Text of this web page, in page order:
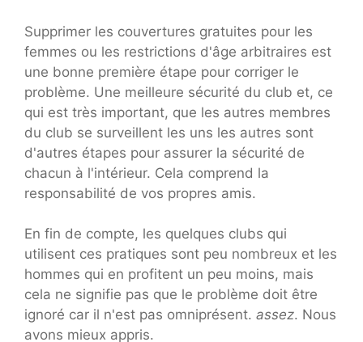
Supprimer les couvertures gratuites pour les
femmes ou les restrictions d'âge arbitraires est
une bonne première étape pour corriger le
problème. Une meilleure sécurité du club et, ce
qui est très important, que les autres membres
du club se surveillent les uns les autres sont
d'autres étapes pour assurer la sécurité de
chacun à l'intérieur. Cela comprend la
responsabilité de vos propres amis.
En fin de compte, les quelques clubs qui
utilisent ces pratiques sont peu nombreux et les
hommes qui en profitent un peu moins, mais
cela ne signifie pas que le problème doit être
ignoré car il n'est pas omniprésent. assez. Nous
avons mieux appris.